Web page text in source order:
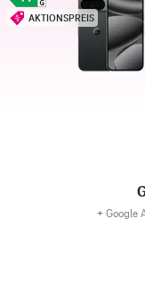
AKTIONSPREIS
+ Google